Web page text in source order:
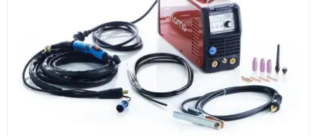
Также вы можете заказать оборудование и
инструменты по номеру телефона в шапке сайта
или через онлайн-форму запроса обратного звонка.
Казахстан и СНГ
доставка оборудования в разные города и